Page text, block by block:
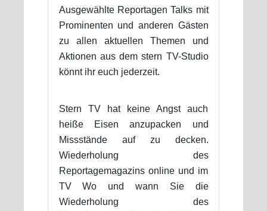
Ausgewählte Reportagen Talks mit
Prominenten und anderen Gästen
zu allen aktuellen Themen und
Aktionen aus dem stern TV-Studio
könnt ihr euch jederzeit.
Stern TV hat keine Angst auch
heiße Eisen anzupacken und
Missstände auf zu decken.
Wiederholung des
Reportagemagazins online und im
TV Wo und wann Sie die
Wiederholung des